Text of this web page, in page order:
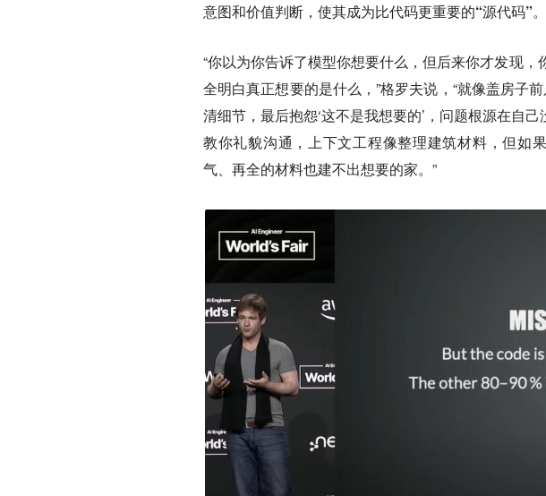
意图和价值判断，使其成为比代码更重要的“源代码”。
“你以为你告诉了模型你想要什么，但后来你才发现
全明白真正想要的是什么，”格罗夫说，“就像盖房子
清细节，最后抱怨‘这不是我想要的’，问题根源在自
教你礼貌沟通，上下文工程像整理建筑材料，但如
气、再全的材料也建不出想要的家。”